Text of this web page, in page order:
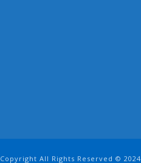
Copyright All Rights Reserved © 2024